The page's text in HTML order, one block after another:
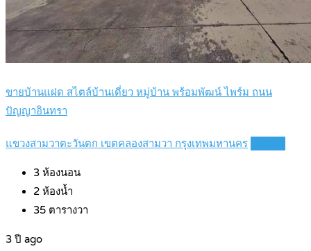
ขายบ้านแฝด สไตล์บ้านเดี่ยว หมู่บ้าน พร้อมพัฒน์ ไพร์ม ถนน
ปัญญาอินทรา
แขวงสามวาตะวันตก เขตคลองสามวา กรุงเทพมหานคร
3 ห้องนอน
2 ห้องน้ำ
35 ตารางวา
3 ปี ago